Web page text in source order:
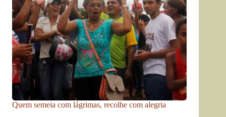
Quem semeia com lágrimas, recolhe com alegria